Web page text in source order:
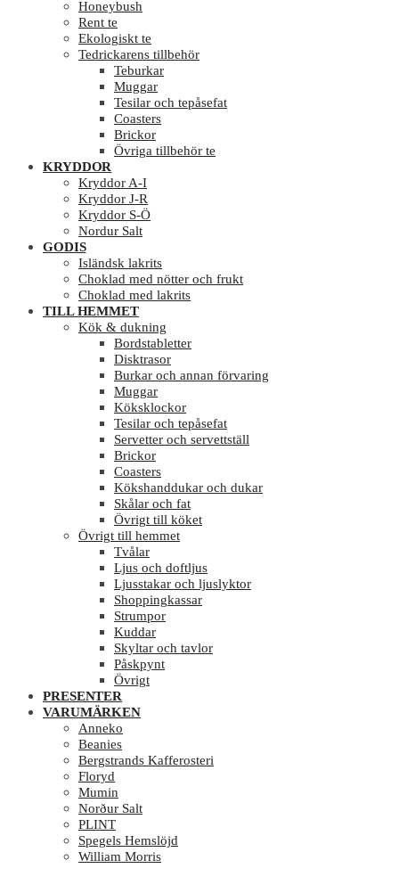
Honeybush
Rent te
Ekologiskt te
Tedrickarens tillbehör
Teburkar
Muggar
Tesilar och tepåsefat
Coasters
Brickor
Övriga tillbehör te
KRYDDOR
Kryddor A-I
Kryddor J-R
Kryddor S-Ö
Nordur Salt
GODIS
Isländsk lakrits
Choklad med nötter och frukt
Choklad med lakrits
TILL HEMMET
Kök & dukning
Bordstabletter
Disktrasor
Burkar och annan förvaring
Muggar
Köksklockor
Tesilar och tepåsefat
Servetter och servettställ
Brickor
Coasters
Kökshanddukar och dukar
Skålar och fat
Övrigt till köket
Övrigt till hemmet
Tvålar
Ljus och doftljus
Ljusstakar och ljuslyktor
Shoppingkassar
Strumpor
Kuddar
Skyltar och tavlor
Påskpynt
Övrigt
PRESENTER
VARUMÄRKEN
Anneko
Beanies
Bergstrands Kafferosteri
Floryd
Mumin
Norður Salt
PLINT
Spegels Hemslöjd
William Morris